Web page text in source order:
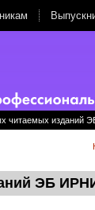
читаемых изданий
ЭБ